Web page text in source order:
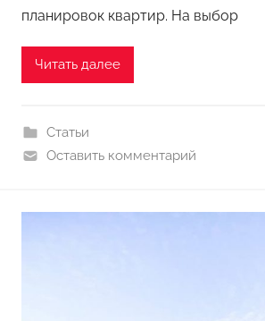
планировок квартир. На выбор
Читать далее
Статьи
Оставить комментарий